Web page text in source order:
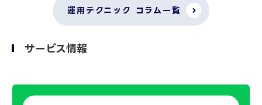
運用テクニック コラム一覧
サービス情報